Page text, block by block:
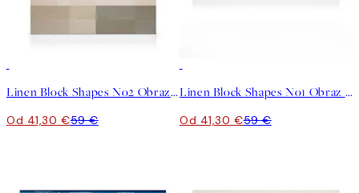
Linen Block Shapes No2 Obraz na plátne
Od 41,30 €59 €
Linen Block Shapes No1 Obraz na plátne
Od 41,30 €59 €